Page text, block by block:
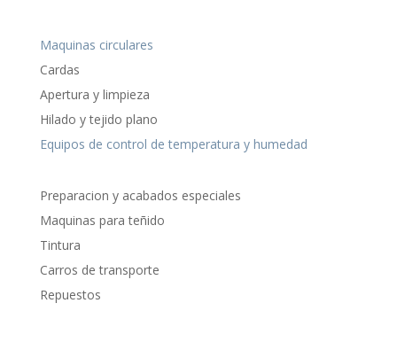
Maquinas circulares
Cardas
Apertura y limpieza
Hilado y tejido plano
Equipos de control de temperatura y humedad
Preparacion y acabados especiales
Maquinas para teñido
Tintura
Carros de transporte
Repuestos